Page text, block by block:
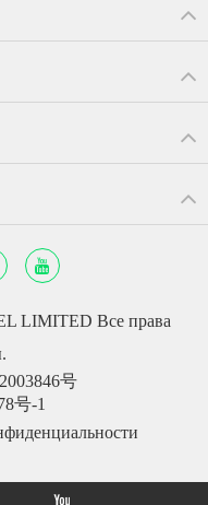
LIMITED Все права
号
号-1